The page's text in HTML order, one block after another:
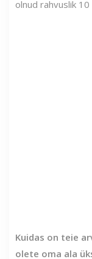
olnud rahvuslik
Kuidas on teie
olete oma ala